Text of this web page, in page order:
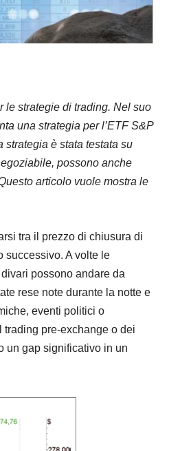
le strategie di trading. Nel suo
una strategia per l’ETF S&P
è stata testata su
possono anche
articolo vuole mostra le
tra il prezzo di chiusura di
successivo. A volte le
possono andare da
rese note durante la notte e
eventi politici o
pre-exchange o dei
un gap significativo in un